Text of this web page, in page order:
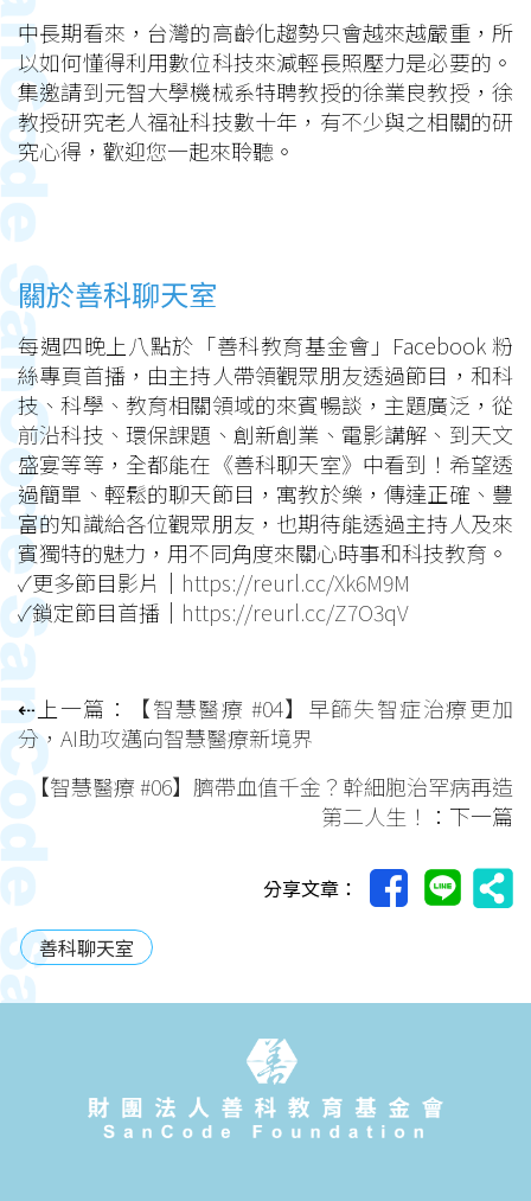
中長期看來，台灣的高齡化趨勢只會越來越嚴重，所
以如何懂得利用數位科技來減輕長照壓力是必要的。
集邀請到元智大學機械系特聘教授的徐業良教授，徐
教授研究老人福祉科技數十年，有不少與之相關的研
究心得，歡迎您一起來聆聽。
關於善科聊天室
每週四晚上八點於「善科教育基金會」Facebook 粉
絲專頁首播，由主持人帶領觀眾朋友透過節目，和科
技、科學、教育相關領域的來賓暢談，主題廣泛，從
前沿科技、環保課題、創新創業、電影講解、到天文
盛宴等等，全都能在《善科聊天室》中看到！希望透
過簡單、輕鬆的聊天節目，寓教於樂，傳達正確、豐
富的知識給各位觀眾朋友，也期待能透過主持人及來
賓獨特的魅力，用不同角度來關心時事和科技教育。
✓更多節目影片｜ https://reurl.cc/Xk6M9M
✓鎖定節目首播｜ https://reurl.cc/Z7O3qV
⇠上一篇：
【智慧醫療 #04】早篩失智症治療更加
分，AI助攻邁向智慧醫療新境界
【智慧醫療 #06】臍帶血值千金？幹細胞治罕病再造
第二人生！
：下一篇
分享文章：
善科聊天室